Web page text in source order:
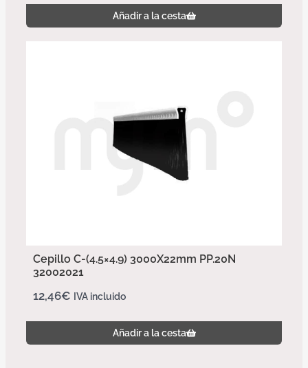
Añadir a la cesta
Cepillo C-(4.5×4.9) 3000X22mm PP.20N
32002021
12,46€ IVA incluido
Añadir a la cesta